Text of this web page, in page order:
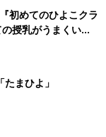
初めてのひよこクラ
授乳がうまくい
のトラブル 解決テ
まひよ」